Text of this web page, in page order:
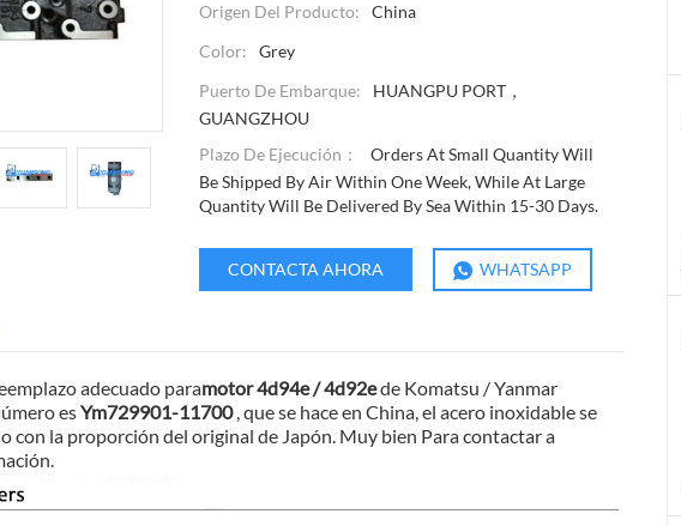
Origen Del Producto:
China
Color:
Grey
Puerto De Embarque:
HUANGPU PORT，
GUANGZHOU
Plazo De Ejecución：
Orders At Small Quantity Will
Be Shipped By Air Within One Week, While At Large
Quantity Will Be Delivered By Sea Within 15-30 Days.
CONTACTA AHORA WHATSAPP
adecuado paramotor 4d94e / 4d92ede Komatsu / Yanmar
esYm729901-11700, que se hace en China, el acero inoxidable se
con la proporción del original de Japón. Muy bien Para contactar a